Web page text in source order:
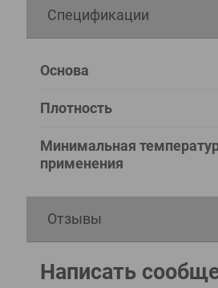
Спецификации
Основа
Плотность
Минимальная
применения
Отзывы
Написать